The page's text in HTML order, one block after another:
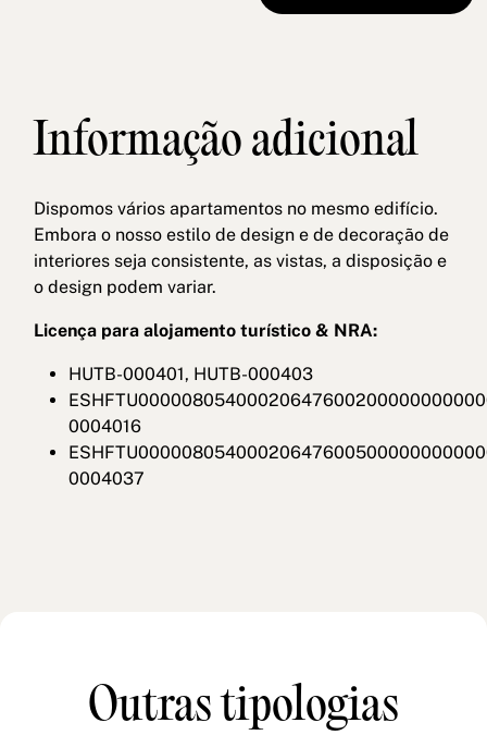
Informação adicional
Dispomos vários apartamentos no mesmo edifício.
Embora o nosso estilo de design e de decoração de
interiores seja consistente, as vistas, a disposição e
o design podem variar.
Licença para alojamento turístico & NRA:
HUTB-000401, HUTB-000403
0004016
0004037
Outras tipologias